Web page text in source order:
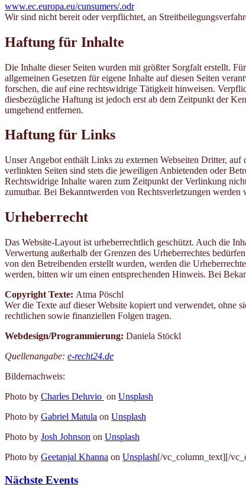
www.ec.europa.eu/cunsumers/.odr
Wir sind nicht bereit oder verpflichtet, an
Haftung für Inhalte
Die Inhalte dieser Seiten wurden mit größter Sorgfalt erstellt.
allgemeinen Gesetzen für eigene Inhalte auf diesen Seiten
forschen, die auf eine rechtswidrige Tätigkeit hinweisen.
diesbezügliche Haftung ist jedoch erst ab dem Zeitpunkt der
umgehend entfernen.
Haftung für Links
Unser Angebot enthält Links zu externen Webseiten Dritter,
verlinkten Seiten sind stets die jeweiligen Anbietenden oder
Rechtswidrige Inhalte waren zum Zeitpunkt der Verlinkung
zumutbar. Bei Bekanntwerden von Rechtsverletzungen
Urheberrecht
Das Website-Layout ist urheberrechtlich geschützt. Auch die
Verwertung außerhalb der Grenzen des Urheberrechtes
von den Betreibenden erstellt wurden, werden die
werden, bitten wir um einen entsprechenden Hinweis. Bei
Copyright Texte: Atma Pöschl
Wer die Texte auf dieser Website kopiert und verwendet, ohne
rechtlichen sowie finanziellen Folgen tragen.
Webdesign/Programmierung: Daniela Stöckl
Quellenangabe: e-recht24.de
Bildernachweis:
Photo by Charles Deluvio on Unsplash
Photo by Gabriel Matula on Unsplash
Photo by Josh Johnson on Unsplash
Photo by Geetanjal Khanna on Unsplash[/vc_column_text][/
Nächste Events